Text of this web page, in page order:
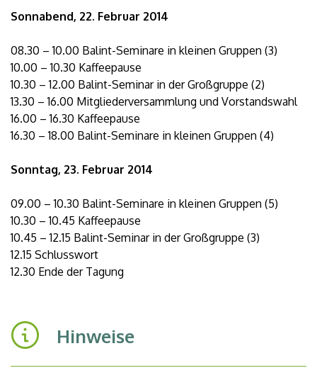
Sonnabend, 22. Februar 2014
08.30 – 10.00 Balint-Seminare in kleinen Gruppen (3)
10.00 – 10.30 Kaffeepause
10.30 – 12.00 Balint-Seminar in der Großgruppe (2)
13.30 – 16.00 Mitgliederversammlung und Vorstandswahl
16.00 – 16.30 Kaffeepause
16.30 – 18.00 Balint-Seminare in kleinen Gruppen (4)
Sonntag, 23. Februar 2014
09.00 – 10.30 Balint-Seminare in kleinen Gruppen (5)
10.30 – 10.45 Kaffeepause
10.45 – 12.15 Balint-Seminar in der Großgruppe (3)
12.15 Schlusswort
12.30 Ende der Tagung
Hinweise